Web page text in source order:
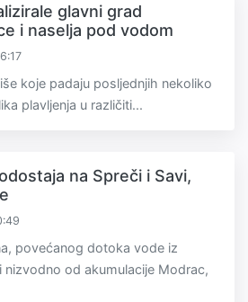
glavni grad
i naselja pod vodom
koje padaju posljednjih nekoliko
plavljenja u različiti...
na Spreči i Savi,
povećanog dotoka vode iz
od akumulacije Modrac,